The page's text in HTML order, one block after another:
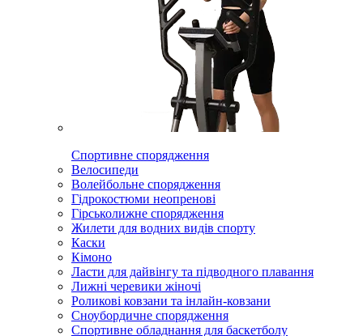
Спортивне спорядження
Велосипеди
Волейбольне спорядження
Гідрокостюми неопренові
Гірськолижне спорядження
Жилети для водних видів спорту
Каски
Кімоно
Ласти для дайвінгу та підводного плавання
Лижні черевики жіночі
Роликові ковзани та інлайн-ковзани
Сноубордичне спорядження
Спортивне обладнання для баскетболу